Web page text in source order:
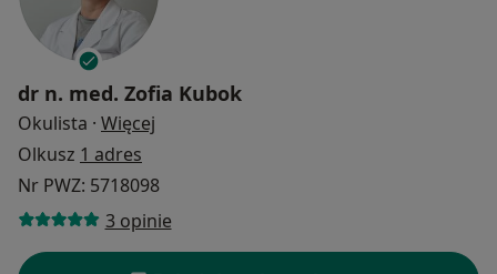
dr n. med. Zofia Kubok
Okulista · Więcej
Olkusz 1 adres
Nr PWZ: 5718098
3 opinie